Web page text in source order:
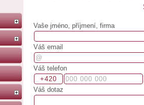
Vaše jméno, příjmení, firma
Váš email
Váš telefon
Váš dotaz